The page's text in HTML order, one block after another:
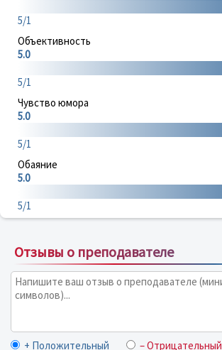
5/1
Объективность
5.0
5/1
Чувство юмора
5.0
5/1
Обаяние
5.0
5/1
Отзывы о преподавателе
+ Положительный – Отрицательный